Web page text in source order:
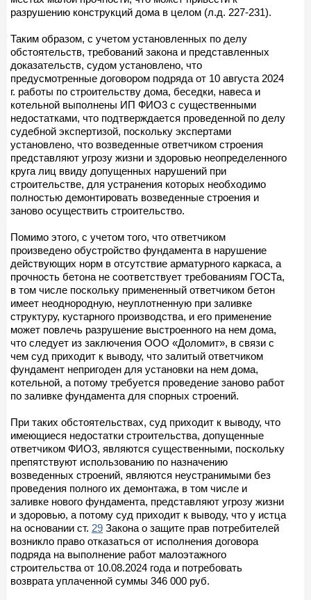
разрушению конструкций дома в целом (л.д. 227-231).
Таким образом, с учетом установленных по делу
обстоятельств, требований закона и представленных
доказательств, судом установлено, что
предусмотренные договором подряда от 10 августа 2024
г. работы по строительству дома, беседки, навеса и
котельной выполнены ИП ФИО3 с существенными
недостатками, что подтверждается проведенной по делу
судебной экспертизой, поскольку экспертами
установлено, что возведенные ответчиком строения
представляют угрозу жизни и здоровью неопределенного
круга лиц ввиду допущенных нарушений при
строительстве, для устранения которых необходимо
полностью демонтировать возведенные строения и
заново осуществить строительство.
Помимо этого, с учетом того, что ответчиком
произведено обустройство фундамента в нарушение
действующих норм в отсутствие арматурного каркаса, а
прочность бетона не соответствует требованиям ГОСТа,
в том числе поскольку примененный ответчиком бетон
имеет неоднородную, неуплотненную при заливке
структуру, кустарного производства, и его применение
может повлечь разрушение выстроенного на нем дома,
что следует из заключения ООО «Доломит», в связи с
чем суд приходит к выводу, что залитый ответчиком
фундамент непригоден для установки на нем дома,
котельной, а потому требуется проведение заново работ
по заливке фундамента для спорных строений.
При таких обстоятельствах, суд приходит к выводу, что
имеющиеся недостатки строительства, допущенные
ответчиком ФИО3, являются существенными, поскольку
препятствуют использованию по назначению
возведенных строений, являются неустранимыми без
проведения полного их демонтажа, в том числе и
заливке нового фундамента, представляют угрозу жизни
и здоровью, а потому суд приходит к выводу, что у истца
на основании ст. 29 Закона о защите прав потребителей
возникло право отказаться от исполнения договора
подряда на выполнение работ малоэтажного
строительства от 10.08.2024 года и потребовать
возврата уплаченной суммы 346 000 руб.